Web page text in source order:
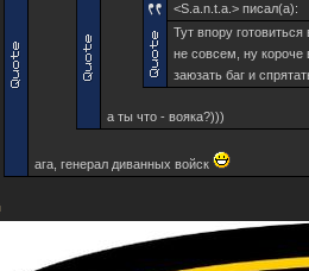
<S.a.n.t.a.> писал(а):
Тут впору
не совсем, ну короче
заюзать баг и
а ты что - вояка?)))
ага, генерал диванных войск